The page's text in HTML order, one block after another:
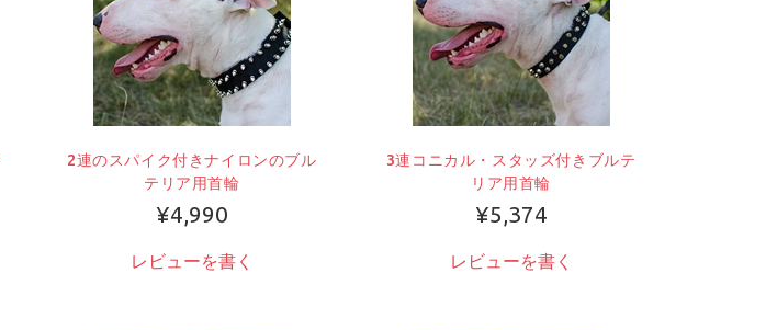
2連のスパイク付きナイロンのブル
テリア用首輪
¥4,990
レビューを書く
3連コニカル・スタッズ付きブルテ
リア用首輪
¥5,374
レビューを書く